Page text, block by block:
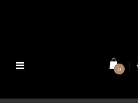
Basculer
navigation
0